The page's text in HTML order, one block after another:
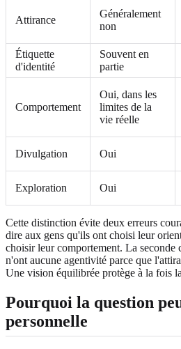
Attirance
Généralement
non
Étiquette
d'identité
Souvent en
partie
Comportement
Oui, dans les
limites de la
vie réelle
Divulgation Oui
Exploration Oui
Cette distinction évite deux erreurs
dire aux gens qu'ils ont choisi leur
choisir leur comportement. La seconde
n'ont aucune agentivité parce que
Une vision équilibrée protège à la fois
Pourquoi la question
personnelle